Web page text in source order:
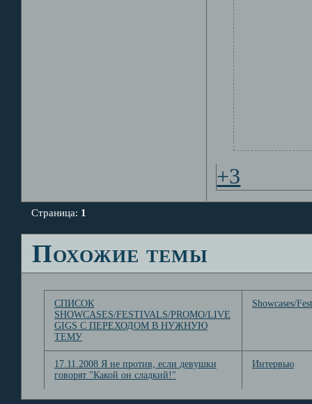
+3
Страница: 1
Похожие темы
СПИСОК
SHOWCASES/FESTIVALS/PROMO/LIVE
GIGS С ПЕРЕХОДОМ В НУЖНУЮ
ТЕМУ
Showcases/
17.11.2008 Я не против, если девушки
говорят "Какой он сладкий!"
Интервью